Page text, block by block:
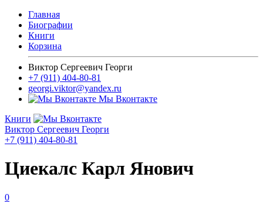
Главная
Биографии
Книги
Корзина
Виктор Сергеевич Георги
+7 (911) 404-80-81
georgi.viktor@yandex.ru
Мы Вконтакте
Книги
Виктор Сергеевич Георги
+7 (911) 404-80-81
Циекалс Карл Янович
0